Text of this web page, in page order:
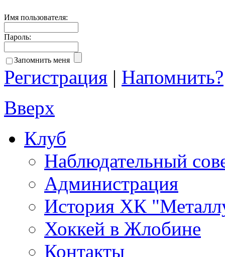
Имя пользователя:
Пароль:
Запомнить меня
Регистрация | Напомнить?
Вверх
Клуб
Наблюдательный
Администрация
История ХК
Хоккей в Жлобине
Контакты